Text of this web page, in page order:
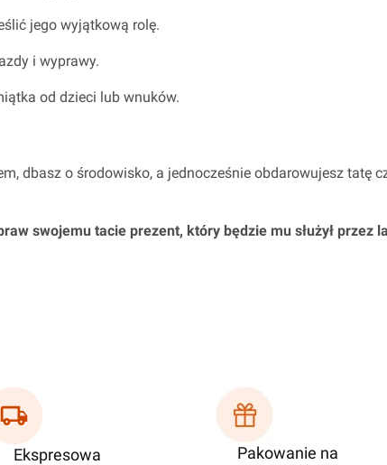
jego wyjątkową rolę.
i wyprawy.
od dzieci lub wnuków.
dbasz o środowisko, a jednocześnie obdarowujesz tatę
swojemu tacie prezent, który będzie mu służył przez
Ekspresowa
Pakowanie na